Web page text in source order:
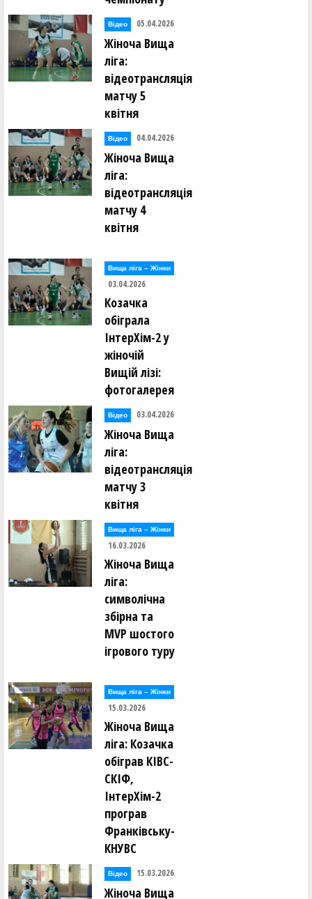
Відео 05.04.2026
Жіноча Вища
ліга:
відеотрансляція
матчу 5
квітня
Відео 04.04.2026
Жіноча Вища
ліга:
відеотрансляція
матчу 4
квітня
Вища лiга – Жiнки
03.04.2026
Козачка
обіграла
ІнтерХім-2 у
жіночій
Вищій лізі:
фотогалерея
Відео 03.04.2026
Жіноча Вища
ліга:
відеотрансляція
матчу 3
квітня
Вища лiга – Жiнки
16.03.2026
Жіноча Вища
ліга:
символічна
збірна та
MVP шостого
ігрового туру
Вища лiга – Жiнки
15.03.2026
Жіноча Вища
ліга: Козачка
обіграв КІВС-
СКІФ,
ІнтерХім-2
програв
Франківську-
КНУВС
Відео 15.03.2026
Жіноча Вища